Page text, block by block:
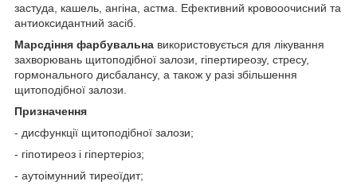
застуда, кашель, ангіна, астма. Ефективний кровооочисний та
антиоксидантний засіб.
Марсдіння фарбувальна використовується для лікування
захворювань щитоподібної залози, гіпертиреозу, стресу,
гормонального дисбалансу, а також у разі збільшення
щитоподібної залози.
Призначення
- дисфункції щитоподібної залози;
- гіпотиреоз і гіпертеріоз;
- аутоімунний тиреоїдит;